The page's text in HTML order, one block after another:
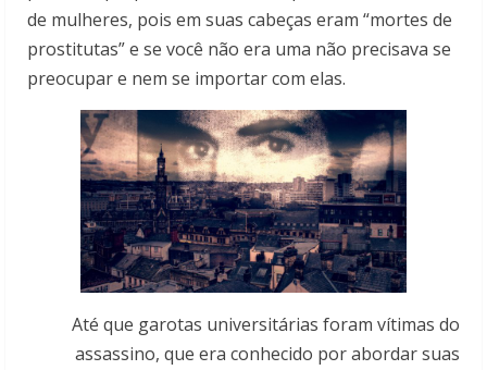
de mulheres, pois em suas cabeças eram “mortes de
prostitutas” e se você não era uma não precisava se
preocupar e nem se importar com elas.
Até que garotas universitárias foram vítimas do
assassino, que era conhecido por abordar suas